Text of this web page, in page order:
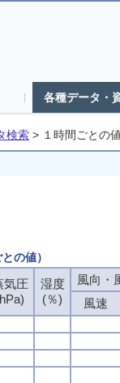
各種データ・
検索 > １時間ごとの
の値）
気圧
湿度
(％)
風向・
風速